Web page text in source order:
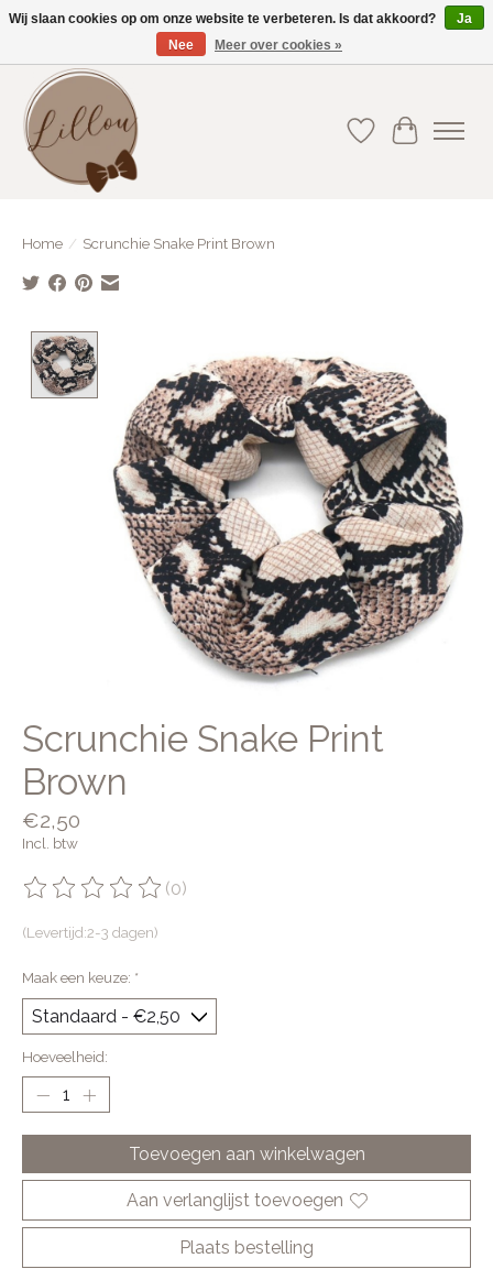
Gratis verzending vanaf €75(BE) en €100(NL)
Verlanglijst
Home / Scrunchie Snake Print Brown
Scrunchie Snake Print
Brown
€2,50
Incl. btw
De beoordeling van dit product is
(0)
(Levertijd:2-3 dagen)
Maak een keuze: *
Hoeveelheid:
Toevoegen aan winkelwagen
Aan verlanglijst toevoegen
Plaats bestelling
Wij slaan cookies op om onze website te verbeteren. Is dat akkoord?
Ja
Nee
Meer over cookies »